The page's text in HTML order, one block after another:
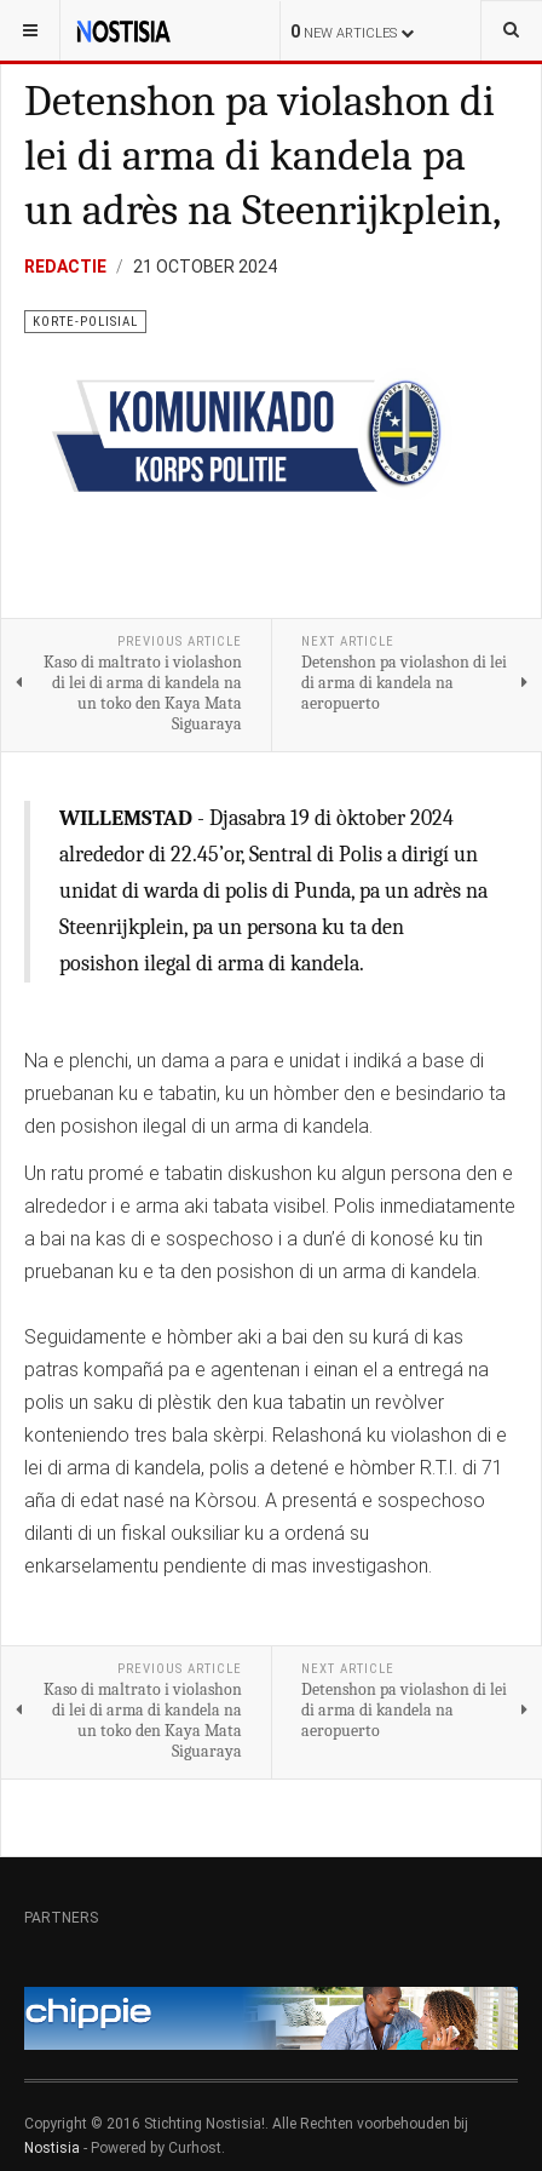
0 NEW ARTICLES
YOU ARE HERE: CURAÇAO KORTE-POLISIAL
Detenshon pa violashon di
lei di arma di kandela pa
un adrès na Steenrijkplein,
REDACTIE 21 OCTOBER 2024
KORTE-POLISIAL
PREVIOUS ARTICLE
Kaso di maltrato i violashon
di lei di arma di kandela na
un toko den Kaya Mata
Siguaraya
NEXT ARTICLE
Detenshon pa violashon di lei
di arma di kandela na
aeropuerto
WILLEMSTAD - Djasabra 19 di òktober 2024
alrededor di 22.45’or, Sentral di Polis a dirigí un
unidat di warda di polis di Punda, pa un adrès na
Steenrijkplein, pa un persona ku ta den
posishon ilegal di arma di kandela.
Na e plenchi, un dama a para e unidat i indiká a base di
pruebanan ku e tabatin, ku un hòmber den e besindario ta
den posishon ilegal di un arma di kandela.
Un ratu promé e tabatin diskushon ku algun persona den e
alrededor i e arma aki tabata visibel. Polis inmediatamente
a bai na kas di e sospechoso i a dun’é di konosé ku tin
pruebanan ku e ta den posishon di un arma di kandela.
Seguidamente e hòmber aki a bai den su kurá di kas
patras kompañá pa e agentenan i einan el a entregá na
polis un saku di plèstik den kua tabatin un revòlver
konteniendo tres bala skèrpi. Relashoná ku violashon di e
lei di arma di kandela, polis a detené e hòmber R.T.I. di 71
aña di edat nasé na Kòrsou. A presentá e sospechoso
dilanti di un fiskal ouksiliar ku a ordená su
enkarselamentu pendiente di mas investigashon.
PREVIOUS ARTICLE
Kaso di maltrato i violashon
di lei di arma di kandela na
un toko den Kaya Mata
Siguaraya
NEXT ARTICLE
Detenshon pa violashon di lei
di arma di kandela na
aeropuerto
PARTNERS
Copyright © 2016 Stichting Nostisia!. Alle Rechten voorbehouden bij
Nostisia - Powered by Curhost.